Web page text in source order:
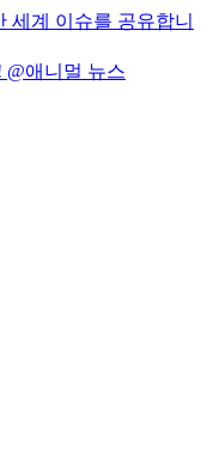
세계 이슈를 공유합니
@애니멀 뉴스